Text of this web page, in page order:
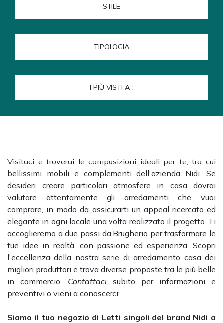
STILE
TIPOLOGIA
I PIÙ VISTI A :
Visitaci e troverai le composizioni ideali per te, tra cui
bellissimi mobili e complementi dell'azienda Nidi. Se
desideri creare particolari atmosfere in casa dovrai
valutare attentamente gli arredamenti che vuoi
comprare, in modo da assicurarti un appeal ricercato ed
elegante in ogni locale una volta realizzato il progetto. Ti
accoglieremo a due passi da Brugherio per trasformare le
tue idee in realtà, con passione ed esperienza. Scopri
l'eccellenza della nostra serie di arredamento casa dei
migliori produttori e trova diverse proposte tra le più belle
in commercio. Contattaci subito per informazioni e
preventivi o vieni a conoscerci:
Siamo il tuo negozio di Letti singoli del brand Nidi a